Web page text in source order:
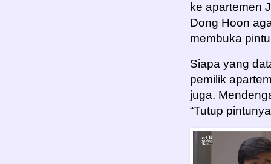
ke apartemen
Dong Hoon
membuka
Siapa yang
pemilik
juga.
“Tutup